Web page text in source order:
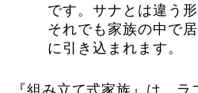
です。サナとは違う
それでも家族の中で
に引き込まれます。